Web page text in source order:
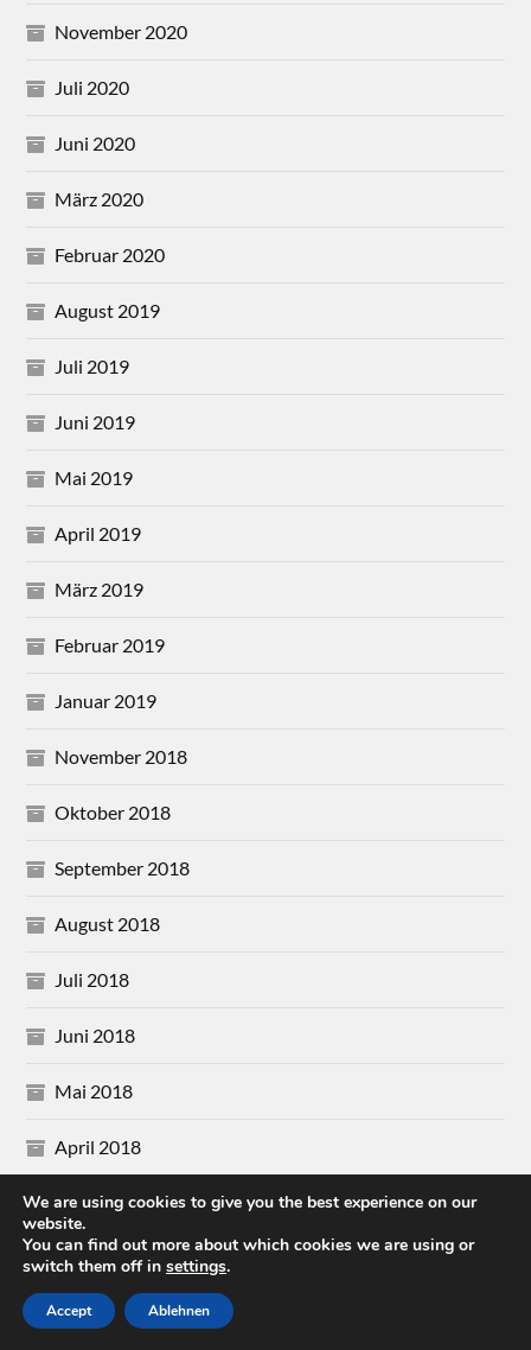
November 2020
Juli 2020
Juni 2020
März 2020
Februar 2020
August 2019
Juli 2019
Juni 2019
Mai 2019
April 2019
März 2019
Februar 2019
Januar 2019
November 2018
Oktober 2018
September 2018
August 2018
Juli 2018
Juni 2018
Mai 2018
April 2018
März 2018
Februar 2018
Januar 2018
We are using cookies to give you the best experience on our
website.
You can find out more about which cookies we are using or
switch them off in settings.
Accept Ablehnen